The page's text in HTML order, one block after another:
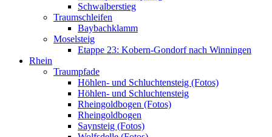
Schwalberstieg
Traumschleifen
Baybachklamm
Moselsteig
Etappe 23: Kobern-Gondorf nach Winningen
Rhein
Traumpfade
Höhlen- und Schluchtensteig (Fotos)
Höhlen- und Schluchtensteig
Rheingoldbogen (Fotos)
Rheingoldbogen
Saynsteig (Fotos)